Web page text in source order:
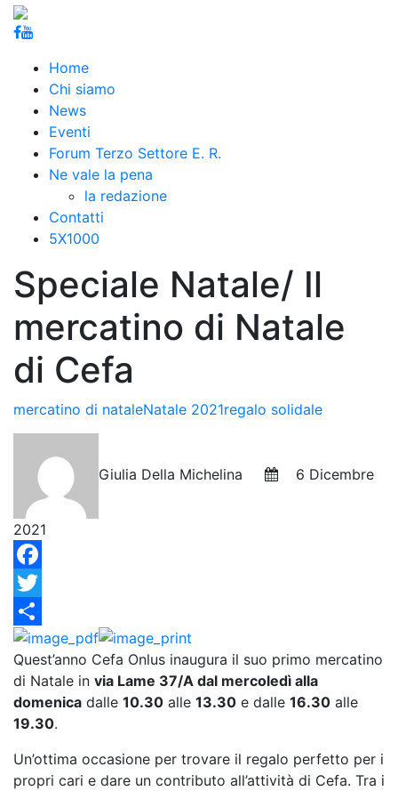
Home
Chi siamo
News
Eventi
Forum Terzo Settore E. R.
Ne vale la pena
la redazione
Contatti
5X1000
Speciale Natale/ Il
mercatino di Natale
di Cefa
mercatino di nataleNatale 2021regalo solidale
Giulia Della Michelina 6 Dicembre
2021
Facebook
Twitter
Condividi
Quest’anno Cefa Onlus inaugura il suo primo mercatino
di Natale in via Lame 37/A dal mercoledì alla
domenica dalle 10.30 alle 13.30 e dalle 16.30 alle
19.30.
Un’ottima occasione per trovare il regalo perfetto per i
propri cari e dare un contributo all’attività di Cefa. Tra i